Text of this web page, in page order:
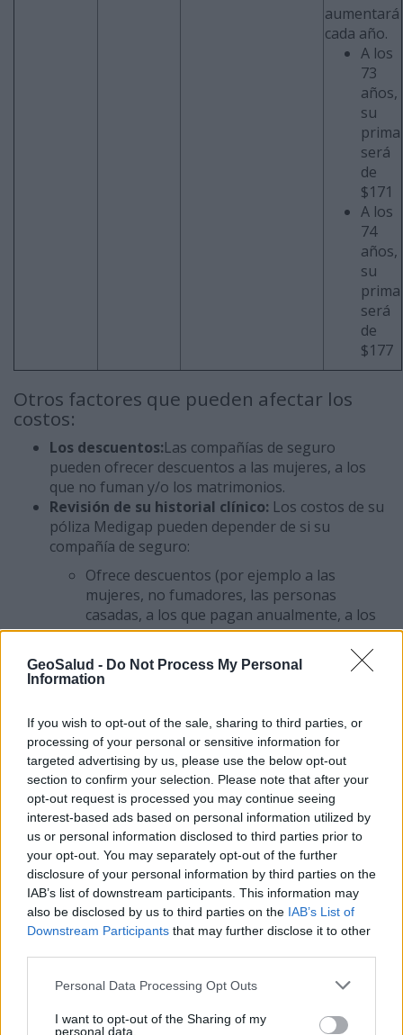
GeoSalud - Do Not Process My Personal
Information
If you wish to opt-out of the sale, sharing to third parties, or
processing of your personal or sensitive information for
targeted advertising by us, please use the below opt-out
section to confirm your selection. Please note that after your
opt-out request is processed you may continue seeing
interest-based ads based on personal information utilized by
us or personal information disclosed to third parties prior to
your opt-out. You may separately opt-out of the further
disclosure of your personal information by third parties on the
IAB’s list of downstream participants. This information may
also be disclosed by us to third parties on the IAB’s List of
Downstream Participants that may further disclose it to other
Personal Data Processing Opt Outs
I want to opt-out of the Sharing of my
personal data.
aumentará
cada año.
A los
73
años,
su
prima
será
de
$171
A los
74
años,
su
prima
será
de
$177
Otros factores que pueden afectar los
costos:
Los descuentos:Las compañías de seguro
pueden ofrecer descuentos a las mujeres, a los
que no fuman y/o los matrimonios.
Revisión de su historial clínico: Los costos de su
póliza Medigap pueden depender de si su
compañía de seguro:
Ofrece descuentos (por ejemplo a las
mujeres, no fumadores, las personas
casadas, a los que pagan anualmente, a los
que pagan por transferencia electrónica; o
descuentos por pólizas múltiples).
Si usan la revisión de su historial clínico
diferente cuando no tiene el derecho
garantizado de compra; o no se encuentra
en el período abierto de inscripción a
Medigap.
Vende pólizas Medicare SELECT, que lo
obligan a usar ciertos proveedores. Si
compra este tipo de póliza Medigap, su
prima puede ser más baja.
Ofrece una opción de "deducible alto" en el
Plan F. Si compra un Plan F con deducible
alto, usted tendrá que pagar los primeros
$2,070 (en el 2012) de deducible, copagos y
servicio. También tiene que pagar un
deducible separado por emergencias en el
extranjero ($250 al año).